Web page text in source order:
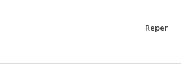
Reper